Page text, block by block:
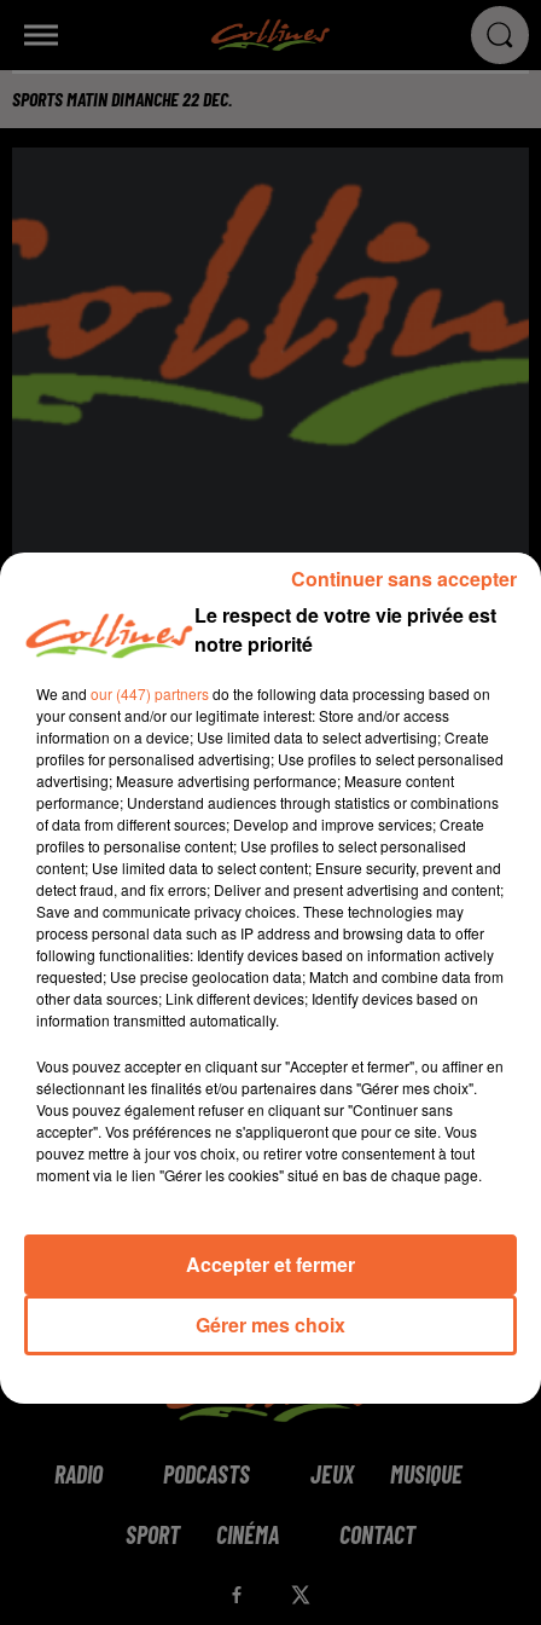
SPORTS MATIN DIMANCHE 22 DEC.
Sport
22 décembre 2019
SPORTS MATIN DIMANCHE 22 DEC.
Collines la Radio
Sport
Au progamme du football, du basket, du rugby et de la
0:00
RADIO PODCASTS JEUX MUSIQUE
SPORT CINÉMA CONTACT
Le respect de votre vie privée est
notre priorité
We and our (447) partnersdo the following data processing based on
your consent and/or our legitimate interest: Store and/or access
information on a device; Use limited data to select advertising; Create
profiles for personalised advertising; Use profiles to select personalised
advertising; Measure advertising performance; Measure content
performance; Understand audiences through statistics or combinations
of data from different sources; Develop and improve services; Create
profiles to personalise content; Use profiles to select personalised
content; Use limited data to select content; Ensure security, prevent and
detect fraud, and fix errors; Deliver and present advertising and content;
Save and communicate privacy choices. These technologies may
process personal data such as IP address and browsing data to offer
following functionalities: Identify devices based on information actively
requested; Use precise geolocation data; Match and combine data from
other data sources; Link different devices; Identify devices based on
information transmitted automatically.
Vous pouvez accepter en cliquant sur "Accepter et fermer", ou affiner en
sélectionnant les finalités et/ou partenaires dans "Gérer mes choix".
Vous pouvez également refuser en cliquant sur "Continuer sans
accepter". Vos préférences ne s'appliqueront que pour ce site. Vous
pouvez mettre à jour vos choix, ou retirer votre consentement à tout
moment via le lien "Gérer les cookies" situé en bas de chaque page.
Gérer mes choix
Accepter et fermer
Continuer sans accepter